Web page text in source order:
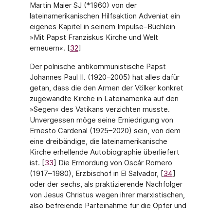
Martin Maier SJ (*1960) von der
lateinamerikanischen Hilfsaktion Adveniat ein
eigenes Kapitel in seinem Impulse–Büchlein
»Mit Papst Franziskus Kirche und Welt
erneuern«. [32]
Der polnische antikommunistische Papst
Johannes Paul II. (1920–2005) hat alles dafür
getan, dass die den Armen der Völker konkret
zugewandte Kirche in Lateinamerika auf den
»Segen« des Vatikans verzichten musste.
Unvergessen möge seine Erniedrigung von
Ernesto Cardenal (1925–2020) sein, von dem
eine dreibändige, die lateinamerika­nische
Kirche erhellende Autobiographie überliefert
ist. [33] Die Ermordung von Oscár Romero
(1917–1980), Erzbischof in El Salvador, [34]
oder der sechs, als praktizierende Nachfolger
von Jesus Christus wegen ihrer marxistischen,
also befreiende Parteinahme für die Opfer und